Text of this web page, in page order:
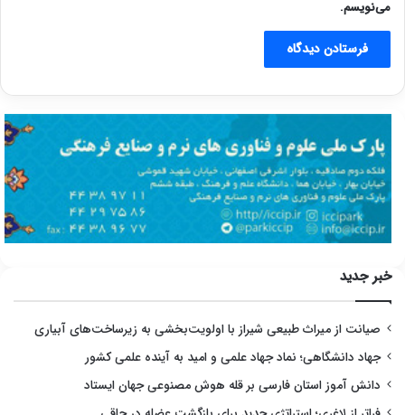
می‌نویسم.
خبر جدید
صیانت از میراث طبیعی شیراز با اولویت‌بخشی به زیرساخت‌های آبیاری
جهاد دانشگاهی؛ نماد جهاد علمی و امید به آینده علمی کشور
دانش آموز استان فارسی بر قله هوش مصنوعی جهان ایستاد